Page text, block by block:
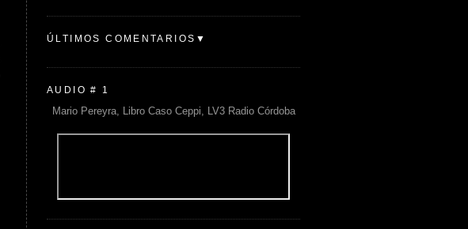
ÚLTIMOS COMENTARIOS▼
AUDIO # 1
Mario Pereyra, Libro Caso Ceppi, LV3 Radio Córdoba